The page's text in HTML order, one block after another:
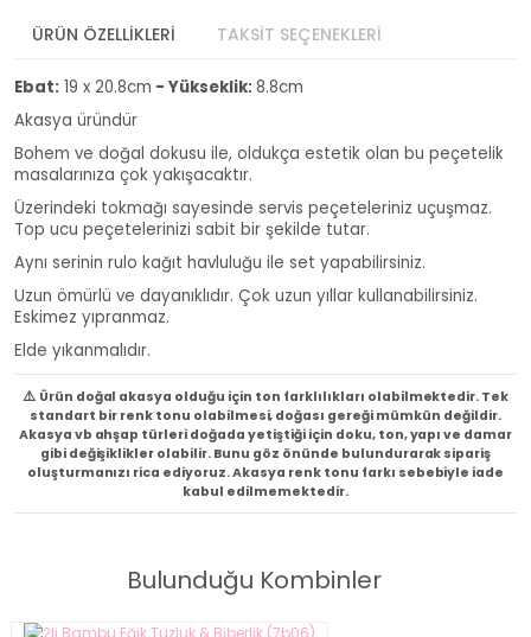
ÜRÜN ÖZELLİKLERİ TAKSİT SEÇENEKLERİ
Ebat: 19 x 20.8cm - Yükseklik:8.8cm
Akasya üründür
Bohem ve doğal dokusu ile, oldukça estetik olan bu peçetelik
masalarınıza çok yakışacaktır.
Üzerindeki tokmağı sayesinde servis peçeteleriniz uçuşmaz.
Top ucu peçetelerinizi sabit bir şekilde tutar.
Aynı serinin rulo kağıt havluluğu ile set yapabilirsiniz.
Uzun ömürlü ve dayanıklıdır. Çok uzun yıllar kullanabilirsiniz.
Eskimez yıpranmaz.
Elde yıkanmalıdır.
⚠️ Ürün doğal akasya olduğu için ton farklılıkları olabilmektedir. Tek
standart bir renk tonu olabilmesi, doğası gereği mümkün değildir.
Akasya vb ahşap türleri doğada yetiştiği için doku, ton, yapı ve damar
gibi değişiklikler olabilir. Bunu göz önünde bulundurarak sipariş
oluşturmanızı rica ediyoruz. Akasya renk tonu farkı sebebiyle iade
kabul edilmemektedir.
Bulunduğu Kombinler